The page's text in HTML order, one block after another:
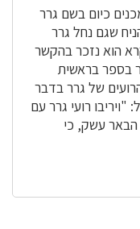
כיום בשם גרר
שגם נחל גרר
הוא נזכר בהקשר
בספר בראשית
של גרר בדבר
רועי גרר עם
הבאר עשק, כי